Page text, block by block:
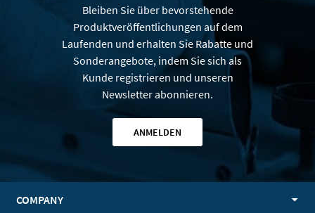
Bleiben Sie über bevorstehende
Produktveröffentlichungen auf dem
Laufenden und erhalten Sie Rabatte und
Sonderangebote, indem Sie sich als
Kunde registrieren und unseren
Newsletter abonnieren.
ANMELDEN
COMPANY